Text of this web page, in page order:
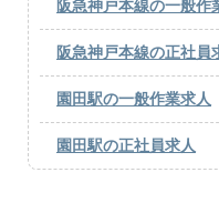
阪急神戸本線の一般作
阪急神戸本線の正社員
園田駅の一般作業求人
園田駅の正社員求人